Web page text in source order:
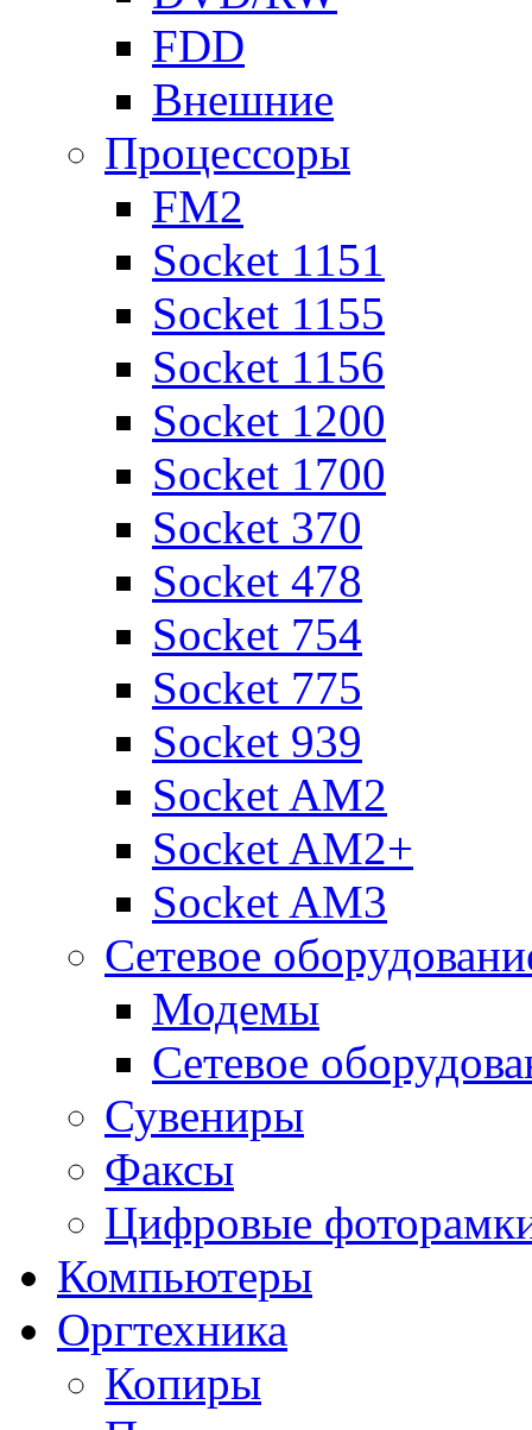
FDD
Внешние
Процессоры
FM2
Socket 1151
Socket 1155
Socket 1156
Socket 1200
Socket 1700
Socket 370
Socket 478
Socket 754
Socket 775
Socket 939
Socket AM2
Socket AM2+
Socket AM3
Сетевое
Модемы
Сетевое
Сувениры
Факсы
Цифровые
Компьютеры
Оргтехника
Копиры